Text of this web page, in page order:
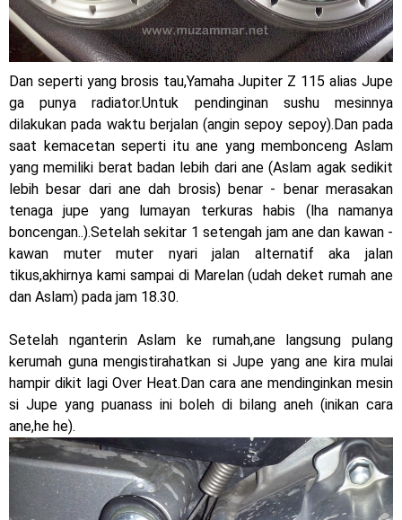
2023 !
Honda Rilis CBR1000RR-R 2023 Anniversary Edition !
MotoGP Amerika : Alex Rins berhasil juara pertama dan
perdana di tim LCR Honda !
Ngabuburide Yamaha Wr 155 R, Para Bikers Menikmati
Indahnya Sore di Kota Medan
Impresi pertama Kawasaki Ninja ZX-4RR 2023 yang cuma
ada 2 dikota Medan !
Event Customaxi & Yard Built 2023 Resmi Dimulai !
Kawasaki Indonesia resmi merilis KLE500 dan KLE500 SE
model year 2026 !
Jumat, 7 Agustus
Dan seperti yang brosis tau,Yamaha Jupiter Z 115 alias Jupe
ga punya radiator.Untuk pendinginan sushu mesinnya
dilakukan pada waktu berjalan (angin sepoy sepoy).Dan pada
saat kemacetan seperti itu ane yang membonceng Aslam
yang memiliki berat badan lebih dari ane (Aslam agak sedikit
lebih besar dari ane dah brosis) benar - benar merasakan
tenaga jupe yang lumayan terkuras habis (lha namanya
boncengan..).Setelah sekitar 1 setengah jam ane dan kawan -
kawan muter muter nyari jalan alternatif aka jalan
tikus,akhirnya kami sampai di Marelan (udah deket rumah ane
dan Aslam) pada jam 18.30.
Setelah nganterin Aslam ke rumah,ane langsung pulang
kerumah guna mengistirahatkan si Jupe yang ane kira mulai
hampir dikit lagi Over Heat.Dan cara ane mendinginkan mesin
si Jupe yang puanass ini boleh di bilang aneh (inikan cara
ane,he he).